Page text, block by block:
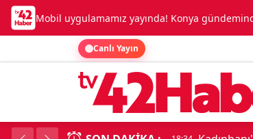
Mobil uygulamamız yayında! Konya
Canlı Yayın